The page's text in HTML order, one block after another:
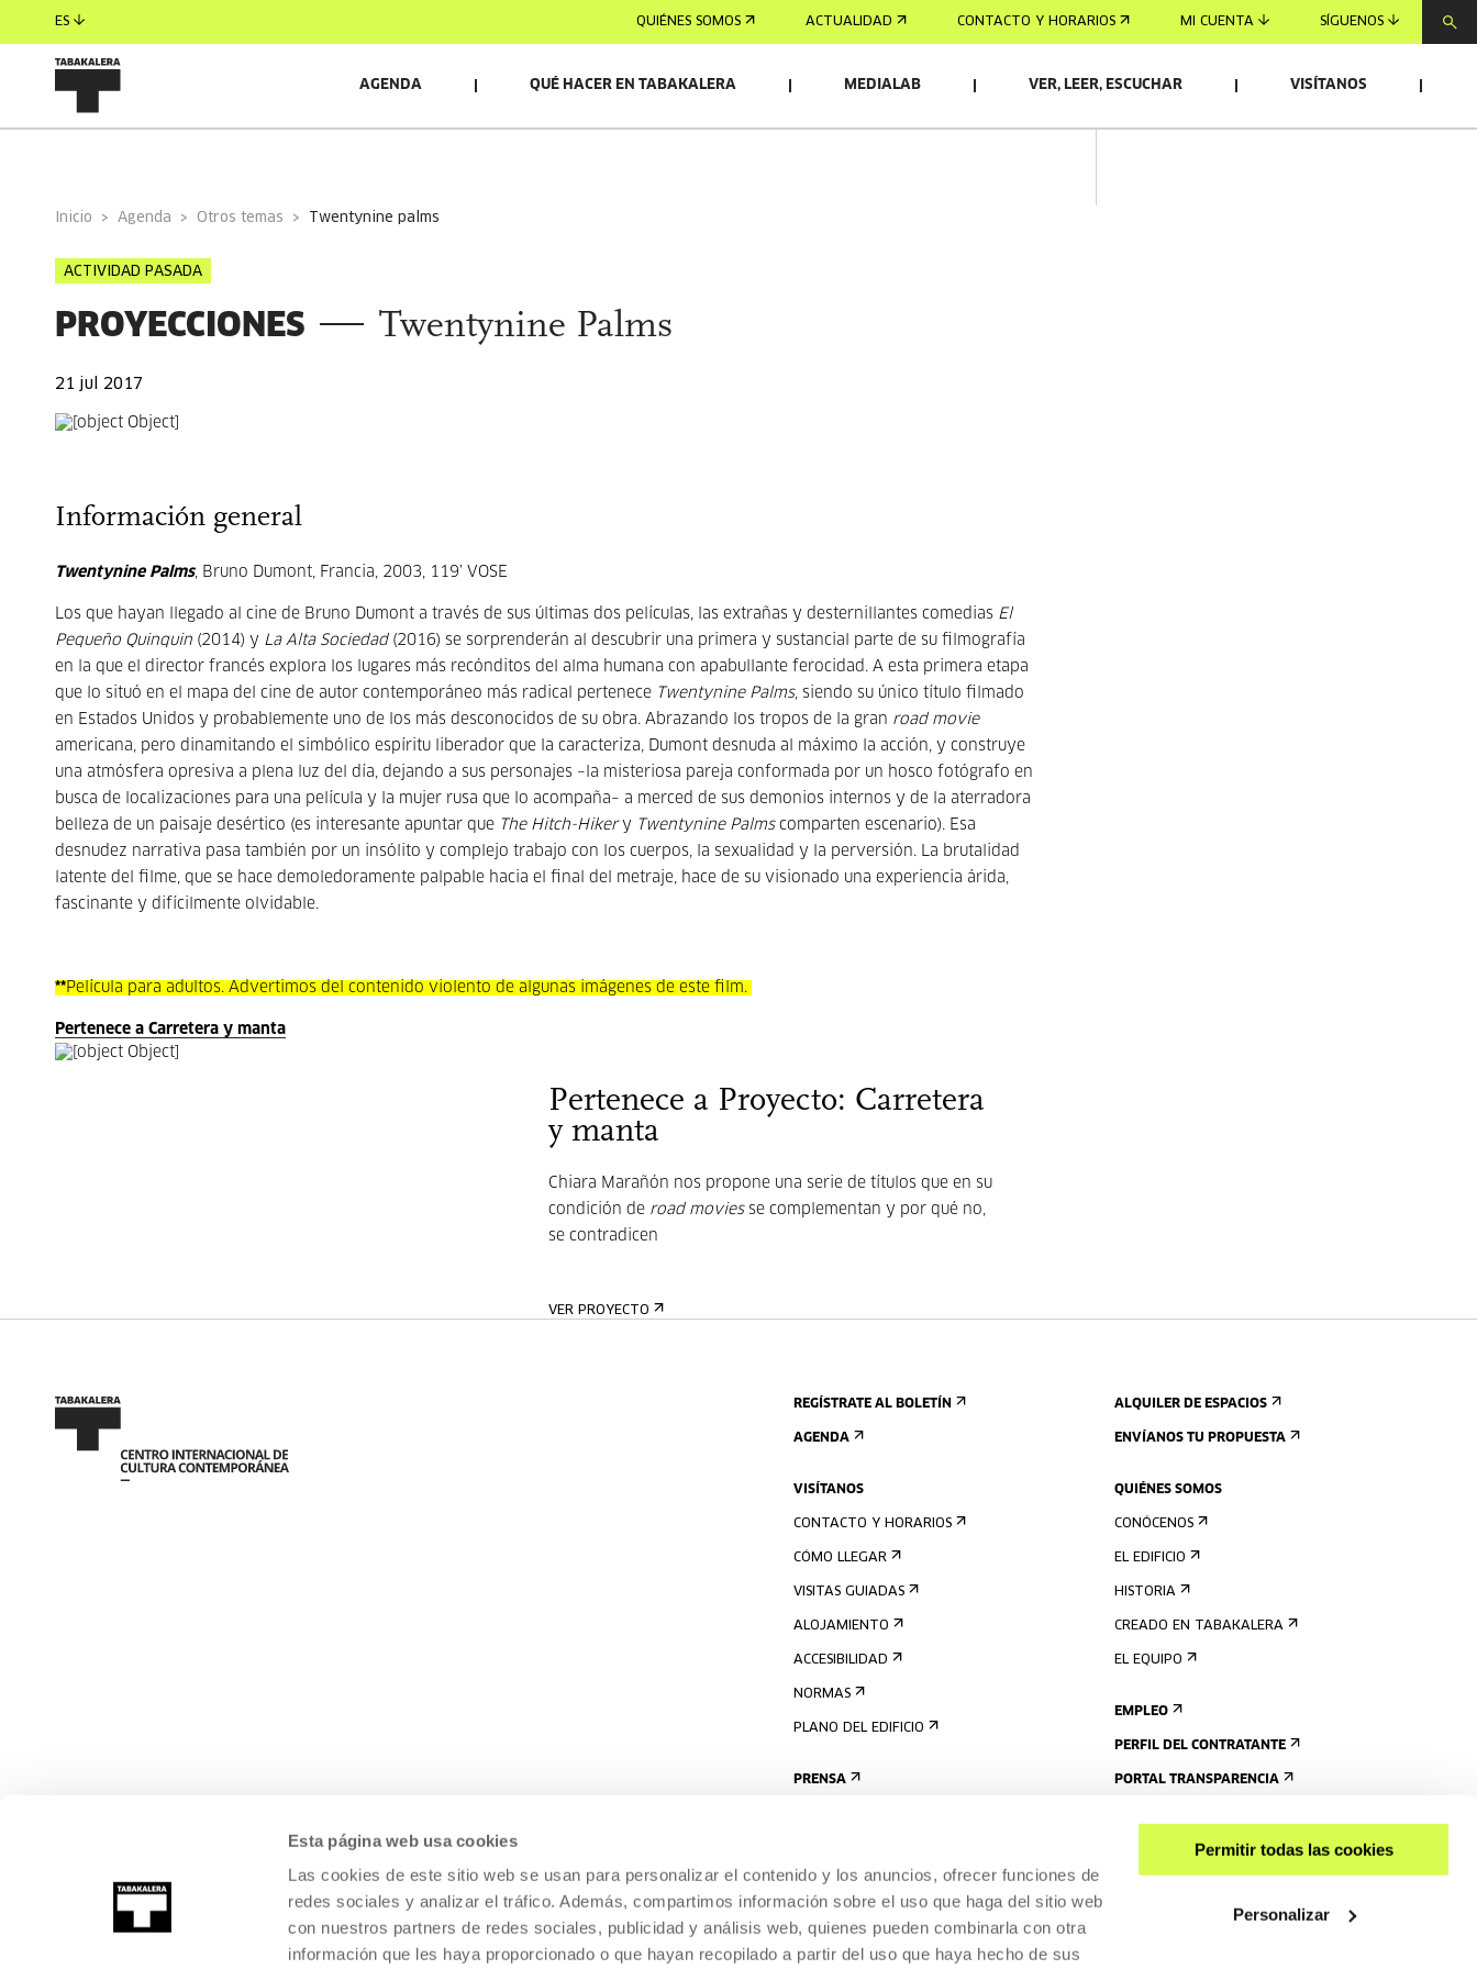
Esta página web usa cookies
Las cookies de este sitio web se usan para personalizar el contenido y los anuncios, ofrecer funciones de
redes sociales y analizar el tráfico. Además, compartimos información sobre el uso que haga del sitio web
con nuestros partners de redes sociales, publicidad y análisis web, quienes pueden combinarla con otra
información que les haya proporcionado o que hayan recopilado a partir del uso que haya hecho de sus
Permitir todas las cookies
Personalizar
ES QUIÉNES SOMOS ACTUALIDAD CONTACTO Y HORARIOS MI CUENTA SÍGUENOS
AGENDA QUÉ HACER EN TABAKALERA MEDIALAB VER, LEER, ESCUCHAR VISÍTANOS
Inicio Agenda Otros temas twentynine palms
ACTIVIDAD PASADA
PROYECCIONES Twentynine Palms
21 jul 2017
Información general
Twentynine Palms, Bruno Dumont, Francia, 2003, 119’ VOSE
Los que hayan llegado al cine de Bruno Dumont a través de sus últimas dos películas, las extrañas y desternillantes comedias El
Pequeño Quinquin (2014) y La Alta Sociedad(2016) se sorprenderán al descubrir una primera y sustancial parte de su filmografía
en la que el director francés explora los lugares más recónditos del alma humana con apabullante ferocidad. A esta primera etapa
que lo situó en el mapa del cine de autor contemporáneo más radical pertenece Twentynine Palms, siendo su único título filmado
en Estados Unidos y probablemente uno de los más desconocidos de su obra. Abrazando los tropos de la gran road movie
americana, pero dinamitando el simbólico espíritu liberador que la caracteriza, Dumont desnuda al máximo la acción, y construye
una atmósfera opresiva a plena luz del día, dejando a sus personajes –la misteriosa pareja conformada por un hosco fotógrafo en
busca de localizaciones para una película y la mujer rusa que lo acompaña– a merced de sus demonios internos y de la aterradora
belleza de un paisaje desértico (es interesante apuntar que The Hitch-Hikery Twentynine Palms comparten escenario). Esa
desnudez narrativa pasa también por un insólito y complejo trabajo con los cuerpos, la sexualidad y la perversión. La brutalidad
latente del filme, que se hace demoledoramente palpable hacia el final del metraje, hace de su visionado una experiencia árida,
fascinante y difícilmente olvidable.
**Película para adultos. Advertimos del contenido violento de algunas imágenes de este film.
Pertenece a Carretera y manta
Pertenece a Proyecto: Carretera
y manta
Chiara Marañón nos propone una serie de títulos que en su
condición deroad movies se complementan y por qué no,
se contradicen
VER PROYECTO
REGÍSTRATE AL BOLETÍN
AGENDA
VISÍTANOS
CONTACTO Y HORARIOS
CÓMO LLEGAR
VISITAS GUIADAS
ALOJAMIENTO
ACCESIBILIDAD
NORMAS
PLANO DEL EDIFICIO
PRENSA
ALQUILER DE ESPACIOS
ENVÍANOS TU PROPUESTA
QUIÉNES SOMOS
CONÓCENOS
EL EDIFICIO
HISTORIA
CREADO EN TABAKALERA
EL EQUIPO
EMPLEO
PERFIL DEL CONTRATANTE
PORTAL TRANSPARENCIA